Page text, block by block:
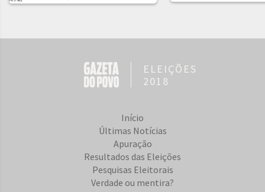
ELEIÇÕES
2018
Início
Últimas Notícias
Apuração
Resultados das Eleições
Pesquisas Eleitorais
Verdade ou mentira?